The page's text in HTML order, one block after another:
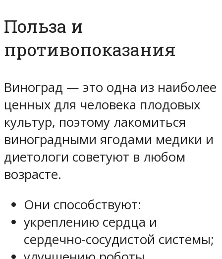
Польза и
противопоказания
Виноград — это одна из наиболее
ценных для человека плодовых
культур, поэтому лакомиться
виноградными ягодами медики и
диетологи советуют в любом
возрасте.
Они способствуют:
укреплению сердца и
сердечно-сосудистой системы;